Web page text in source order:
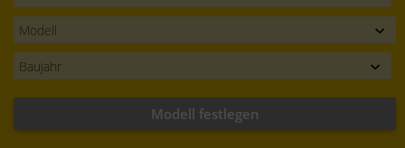
Modell festlegen